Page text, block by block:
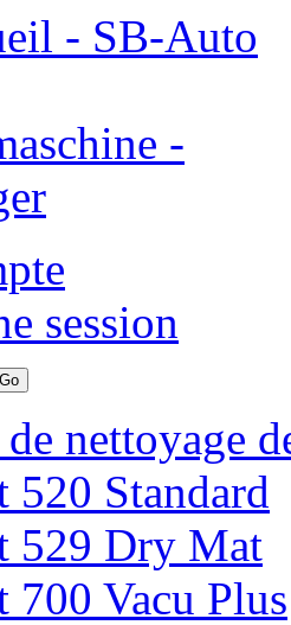
session
nettoyage
520 Standard
529 Dry Mat
700 Vacu Plus